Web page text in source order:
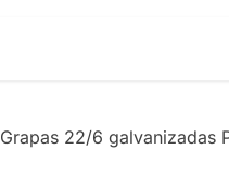
Grapas 22/6 galvanizadas